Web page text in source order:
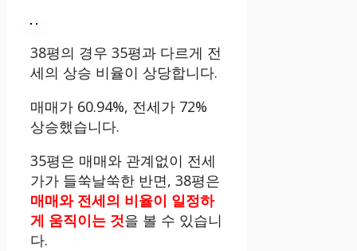
38평의 경우 35평과 다르게 전
세의 상승 비율이 상당합니다.
매매가 60.94%, 전세가 72%
상승했습니다.
35평은 매매와 관계없이 전세
가가 들쑥날쑥한 반면, 38평은
매매와 전세의 비율이 일정하
게 움직이는 것을 볼 수 있습니
다.